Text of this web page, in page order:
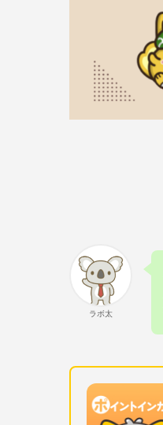
ラボ太